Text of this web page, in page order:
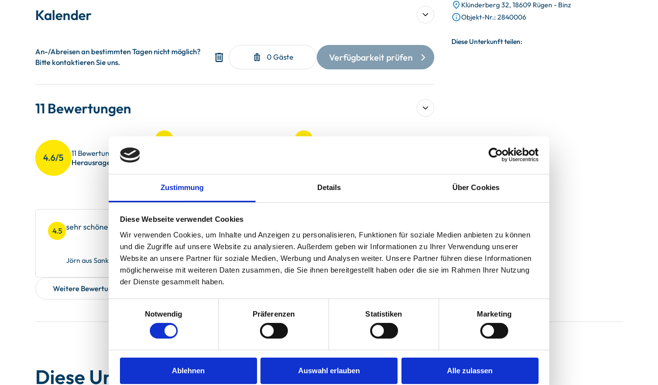
Zustimmung Details Über Cookies
Diese Webseite verwendet Cookies
Wir verwenden Cookies, um Inhalte und Anzeigen zu personalisieren, Funktionen für soziale Medien anbieten zu können
und die Zugriffe auf unsere Website zu analysieren. Außerdem geben wir Informationen zu Ihrer Verwendung unserer
Website an unsere Partner für soziale Medien, Werbung und Analysen weiter. Unsere Partner führen diese Informationen
möglicherweise mit weiteren Daten zusammen, die Sie ihnen bereitgestellt haben oder die sie im Rahmen Ihrer Nutzung
der Dienste gesammelt haben.
Notwendig
Präferenzen Statistiken Marketing
Ablehnen Auswahl erlauben Alle zulassen
Kalender
11 Bewertungen
4.6/5
11 Bewertungen
Herausragend
4.4 4.7
4.7 Service
4.5 sehr schöne ruhige Lage
Jörn aus Sankt Michaelisdonn, verreist im August 2026
Weitere Bewertungen zeigen
Klünderberg 32, 18609 Rügen - Binz
Objekt-Nr.: 2840006
Diese Unterkunft teilen:
Diese Unterkünfte werden